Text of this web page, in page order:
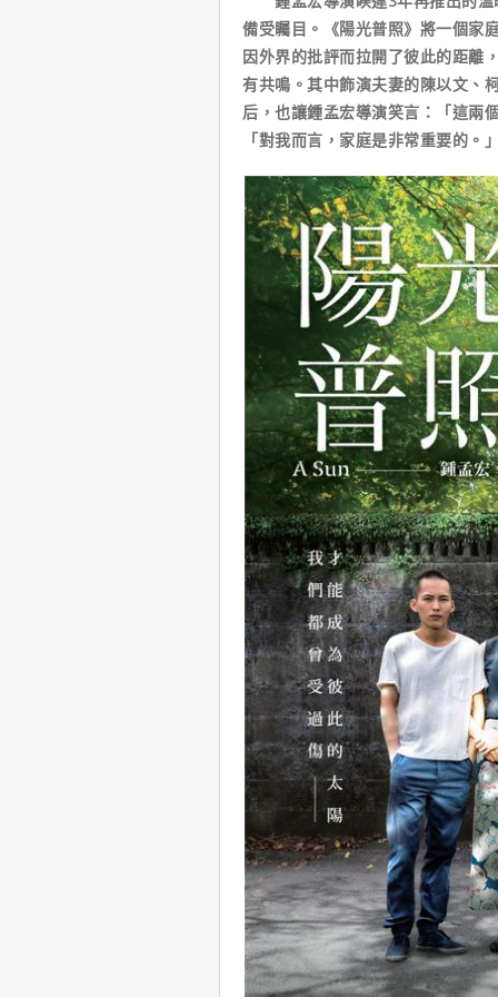
備受矚目。《陽光普照》將一個家
因外界的批評而拉開了彼此的距離
有共鳴。其中飾演夫妻的陳以文、
后，也讓鍾孟宏導演笑言：「這兩
「對我而言，家庭是非常重要的。